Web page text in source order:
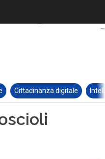
Cittadinanza digitale